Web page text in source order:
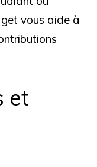
vous aide à
et